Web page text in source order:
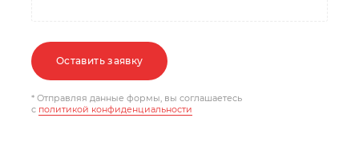
Оставить заявку
* Отправляя данные формы, вы соглашаетесь
c политикой конфиденциальности